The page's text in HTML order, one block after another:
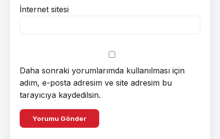
İnternet sitesi
Daha sonraki yorumlarımda kullanılması için
adım, e-posta adresim ve site adresim bu
tarayıcıya kaydedilsin.